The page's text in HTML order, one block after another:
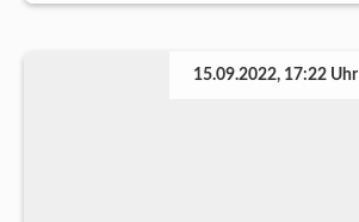
15.09.2022, 17:22 Uhr